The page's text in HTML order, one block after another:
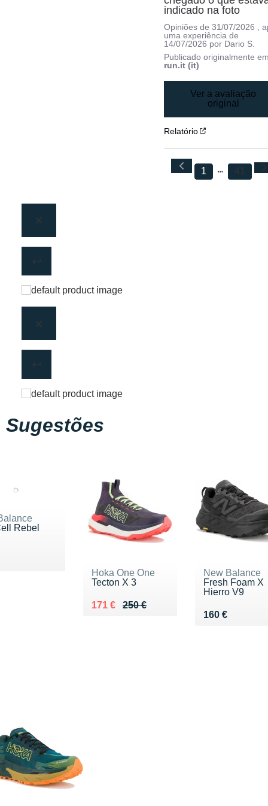
indicado na foto
Opiniões de31/07/2026
,
uma experiência de
14/07/2026 por Dario S.
Publicado originalmente
run.it (it)
Ver a avaliação
original
Relatório
1 41
Sugestões
Rebel
Hoka One One
Tecton X 3
250 €
Au lieu de 250 €
171 €
Vendu 171 €
New Balance
Fresh Foam X
Hierro V9
160 €
Vendu 160 €